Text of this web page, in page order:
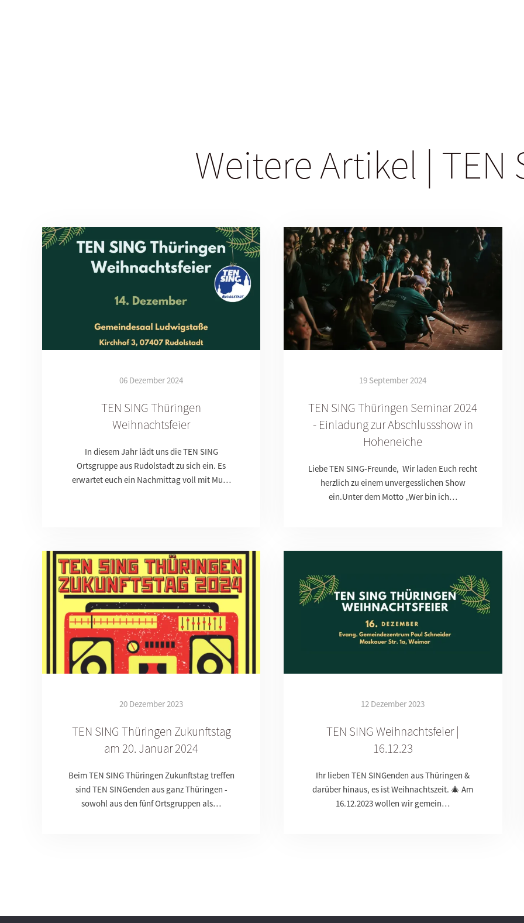
Weitere Artikel | TEN
06 Dezember 2024
TEN SING Thüringen
Weihnachtsfeier
In diesem Jahr lädt uns die TEN SING
Ortsgruppe aus Rudolstadt zu sich ein. Es
erwartet euch ein Nachmittag voll mit Mu…
19 September 2024
TEN SING Thüringen Seminar 2024
- Einladung zur Abschlussshow in
Hoheneiche
Liebe TEN SING-Freunde, Wir laden Euch recht
herzlich zu einem unvergesslichen Show
ein.Unter dem Motto „Wer bin ich…
20 Dezember 2023
TEN SING Thüringen Zukunftstag
am 20. Januar 2024
Beim TEN SING Thüringen Zukunftstag treffen
sind TEN SINGenden aus ganz Thüringen -
sowohl aus den fünf Ortsgruppen als…
12 Dezember 2023
TEN SING Weihnachtsfeier |
16.12.23
Ihr lieben TEN SINGenden aus Thüringen &
darüber hinaus, es ist Weihnachtszeit. 🎄 Am
16.12.2023 wollen wir gemein…